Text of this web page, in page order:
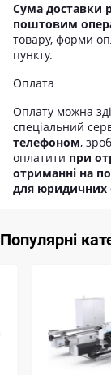
Сума доставки
поштовим
товару, форми
пункту.
Оплата
Оплату можна
спеціальний
телефоном,
оплатити при
отриманні на
для юридичних
Популярні